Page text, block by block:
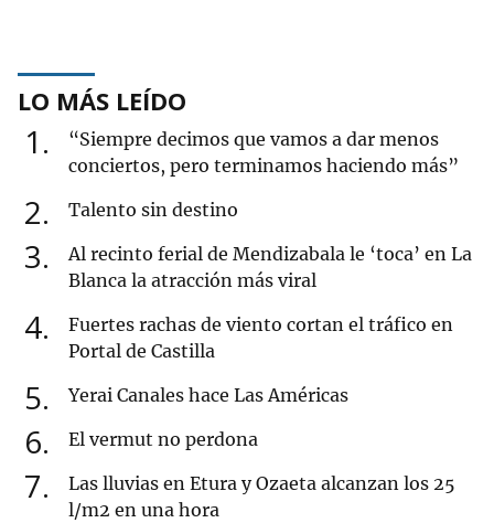
LO MÁS LEÍDO
1
“Siempre decimos que vamos a dar menos
conciertos, pero terminamos haciendo más”
2 Talento sin destino
3
Al recinto ferial de Mendizabala le ‘toca’ en La
Blanca la atracción más viral
4
Fuertes rachas de viento cortan el tráfico en
Portal de Castilla
5 Yerai Canales hace Las Américas
6 El vermut no perdona
7
Las lluvias en Etura y Ozaeta alcanzan los 25
l/m2 en una hora